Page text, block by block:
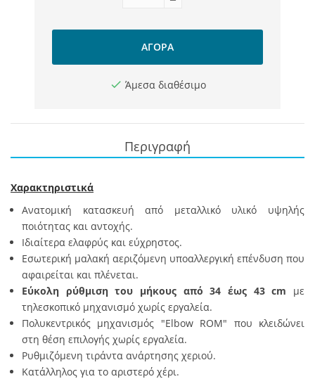
ΑΓΟΡΆ
Άμεσα διαθέσιμο
Περιγραφή
Χαρακτηριστικά
Ανατομική κατασκευή από μεταλλικό υλικό υψηλής
ποιότητας και αντοχής.
Ιδιαίτερα ελαφρύς και εύχρηστος.
Εσωτερική μαλακή αεριζόμενη υποαλλεργική επένδυση που
αφαιρείται και πλένεται.
Εύκολη ρύθμιση του μήκους από 34 έως 43 cm με
τηλεσκοπικό μηχανισμό χωρίς εργαλεία.
Πολυκεντρικός μηχανισμός "Elbow ROM" που κλειδώνει
στη θέση επιλογής χωρίς εργαλεία.
Ρυθμιζόμενη τιράντα ανάρτησης χεριού.
Κατάλληλος για το αριστερό χέρι.